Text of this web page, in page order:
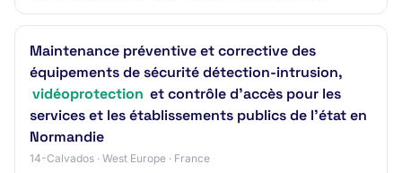
Maintenance préventive et corrective des
équipements de sécurité détection-intrusion,
vidéoprotection et contrôle d'accès pour les
services et les établissements publics de l'état en
Normandie
14-Calvados · West Europe · France